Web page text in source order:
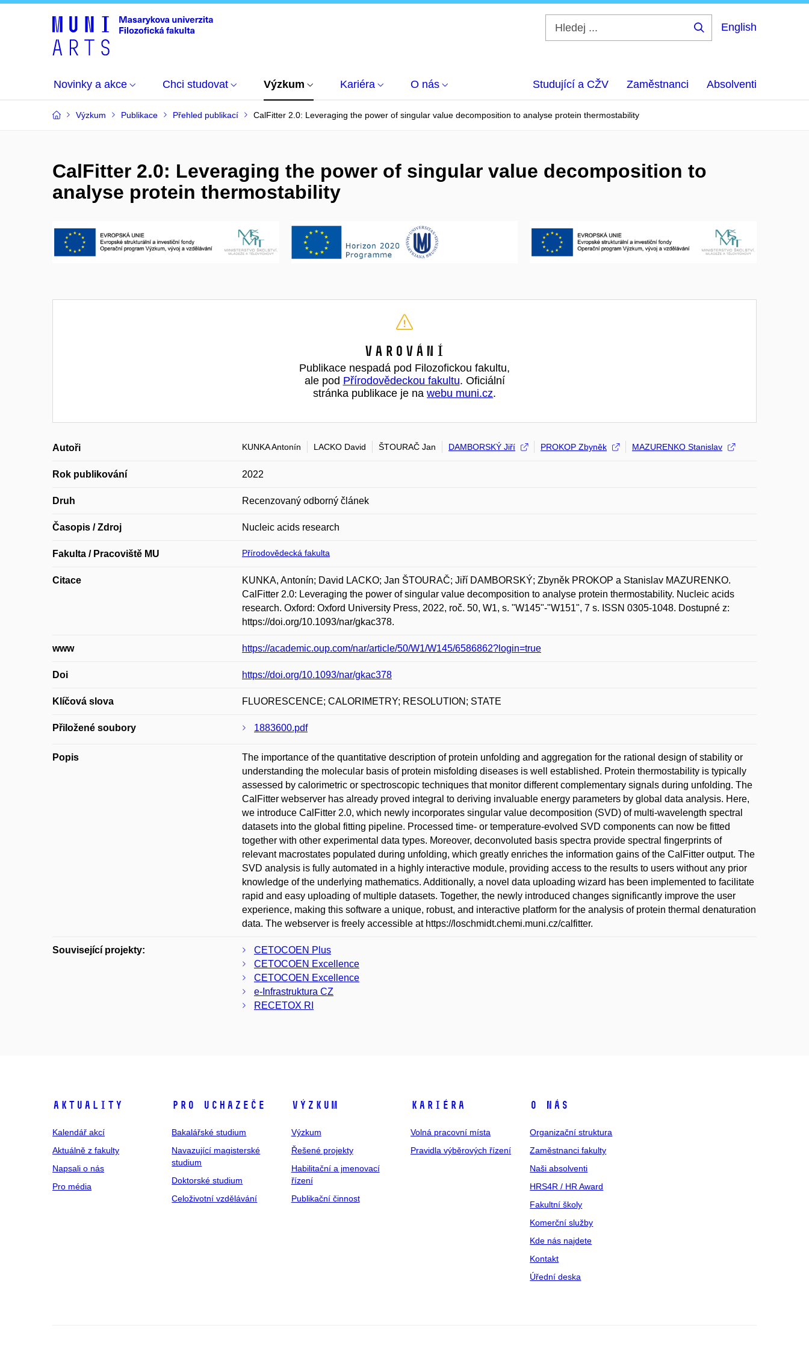
English
Novinky a akce Chci studovat Výzkum Kariéra O nás Studující a CŽV Zaměstnanci Absolventi
Výzkum Publikace Přehled publikací CalFitter 2.0: Leveraging the power of singular value decomposition to analyse protein thermostability
CalFitter 2.0: Leveraging the power of singular value decomposition to
analyse protein thermostability
Varování
Publikace nespadá pod Filozofickou fakultu,
ale pod Přírodovědeckou fakultu. Oficiální
stránka publikace je na webu muni.cz.
Autoři KUNKA Antonín LACKO David ŠTOURAČ Jan DAMBORSKÝ Jiří PROKOP Zbyněk MAZURENKO Stanislav
Rok publikování 2022
Druh Recenzovaný odborný článek
Časopis / Zdroj Nucleic acids research
Fakulta / Pracoviště MU Přírodovědecká fakulta
Citace
KUNKA, Antonín; David LACKO; Jan ŠTOURAČ; Jiří DAMBORSKÝ; Zbyněk PROKOP a Stanislav MAZURENKO.
CalFitter 2.0: Leveraging the power of singular value decomposition to analyse protein thermostability. Nucleic acids
research. Oxford: Oxford University Press, 2022, roč. 50, W1, s. "W145"-"W151", 7 s. ISSN 0305-1048. Dostupné z:
https://doi.org/10.1093/nar/gkac378.
www https://academic.oup.com/nar/article/50/W1/W145/6586862?login=true
Doi https://doi.org/10.1093/nar/gkac378
Klíčová slova FLUORESCENCE; CALORIMETRY; RESOLUTION; STATE
Přiložené soubory 1883600.pdf
Popis
The importance of the quantitative description of protein unfolding and aggregation for the rational design of stability or
understanding the molecular basis of protein misfolding diseases is well established. Protein thermostability is typically
assessed by calorimetric or spectroscopic techniques that monitor different complementary signals during unfolding. The
CalFitter webserver has already proved integral to deriving invaluable energy parameters by global data analysis. Here,
we introduce CalFitter 2.0, which newly incorporates singular value decomposition (SVD) of multi-wavelength spectral
datasets into the global fitting pipeline. Processed time- or temperature-evolved SVD components can now be fitted
together with other experimental data types. Moreover, deconvoluted basis spectra provide spectral fingerprints of
relevant macrostates populated during unfolding, which greatly enriches the information gains of the CalFitter output. The
SVD analysis is fully automated in a highly interactive module, providing access to the results to users without any prior
knowledge of the underlying mathematics. Additionally, a novel data uploading wizard has been implemented to facilitate
rapid and easy uploading of multiple datasets. Together, the newly introduced changes significantly improve the user
experience, making this software a unique, robust, and interactive platform for the analysis of protein thermal denaturation
data. The webserver is freely accessible at https://loschmidt.chemi.muni.cz/calfitter.
Související projekty:
CETOCOEN Plus
CETOCOEN Excellence
CETOCOEN Excellence
e-Infrastruktura CZ
RECETOX RI
Aktuality
Kalendář akcí
Aktuálně z fakulty
Napsali o nás
Pro média
Pro uchazeče
Bakalářské studium
Navazující magisterské
studium
Doktorské studium
Celoživotní vzdělávání
Výzkum
Výzkum
Řešené projekty
Habilitační a jmenovací
řízení
Publikační činnost
Kariéra
Volná pracovní místa
Pravidla výběrových řízení
O nás
Organizační struktura
Zaměstnanci fakulty
Naši absolventi
HRS4R / HR Award
Fakultní školy
Komerční služby
Kde nás najdete
Kontakt
Úřední deska